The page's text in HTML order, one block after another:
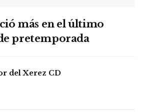
más en el último
pretemporada
del Xerez CD